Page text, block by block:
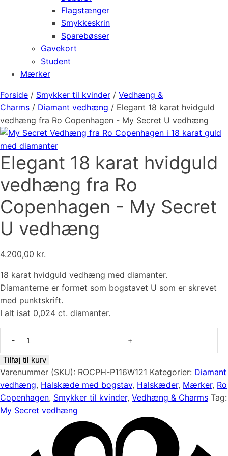
Flagstænger
Smykkeskrin
Sparebøsser
Gavekort
Student
Mærker
Forside / Smykker til kvinder / Vedhæng &
Charms / Diamant vedhæng / Elegant 18 karat hvidguld
vedhæng fra Ro Copenhagen - My Secret U vedhæng
Elegant 18 karat hvidguld
vedhæng fra Ro
Copenhagen - My Secret
U vedhæng
4.200,00 kr.
18 karat hvidguld vedhæng med diamanter.
Diamanterne er formet som bogstavet U som er skrevet
med punktskrift.
I alt isat 0,024 ct. diamanter.
karat
hvidguld
vedhæng
fra
Ro
Tilføj til kurv
Varenummer (SKU): ROCPH-P116W121 Kategorier: Diamant
vedhæng, Halskæde med bogstav, Halskæder, Mærker, Ro
Copenhagen, Smykker til kvinder, Vedhæng & Charms Tag:
My Secret vedhæng